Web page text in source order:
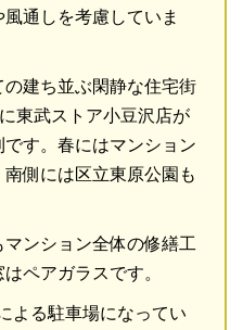
通しを考慮していま
建ち並ぶ閑静な住宅街
東武ストア小豆沢店が
す。春にはマンション
側には区立東原公園も
ンション全体の修繕工
ペアガラスです。
よる駐車場になってい